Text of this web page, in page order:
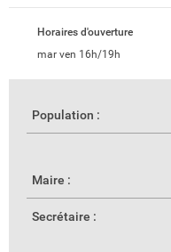
Horaires d'ouverture
mar ven 16h/19h
Population :
Maire :
Secrétaire :